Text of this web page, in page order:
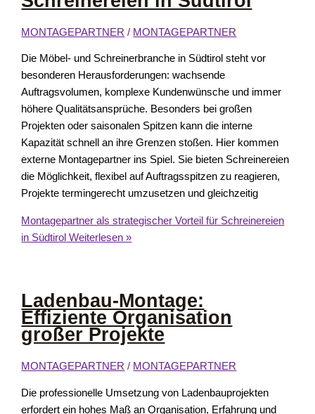
MONTAGEPARTNER / MONTAGEPARTNER
Die Möbel- und Schreinerbranche in Südtirol steht vor
besonderen Herausforderungen: wachsende
Auftragsvolumen, komplexe Kundenwünsche und immer
höhere Qualitätsansprüche. Besonders bei großen
Projekten oder saisonalen Spitzen kann die interne
Kapazität schnell an ihre Grenzen stoßen. Hier kommen
externe Montagepartner ins Spiel. Sie bieten Schreinereien
die Möglichkeit, flexibel auf Auftragsspitzen zu reagieren,
Projekte termingerecht umzusetzen und gleichzeitig
Montagepartner als strategischer Vorteil für Schreinereien
in Südtirol Weiterlesen »
Ladenbau-Montage:
Effiziente Organisation
großer Projekte
MONTAGEPARTNER / MONTAGEPARTNER
Die professionelle Umsetzung von Ladenbauprojekten
erfordert ein hohes Maß an Organisation, Erfahrung und